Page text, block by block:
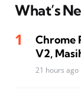
What’s
Chrome
V2,
21 hours ago